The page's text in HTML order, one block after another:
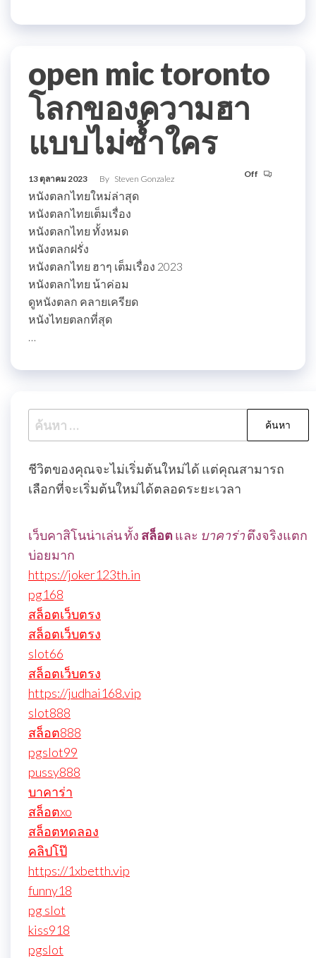
open mic toronto
โลกของความฮา
แบบไม่ซ้ำใคร
13 ตุลาคม 2023 By Steven Gonzalez Off
หนังตลกไทยใหม่ล่าสุด
หนังตลกไทยเต็มเรื่อง
หนังตลกไทย ทั้งหมด
หนังตลกฝรั่ง
หนังตลกไทย ฮาๆ เต็มเรื่อง 2023
หนังตลกไทย น้าค่อม
ดูหนังตลก คลายเครียด
หนังไทยตลกที่สุด
…
ค้นหา
สำหรับ:
ชีวิตของคุณจะไม่เริ่มต้นใหม่ได้ แต่คุณสามารถ
เลือกที่จะเริ่มต้นใหม่ได้ตลอดระยะเวลา
เว็บคาสิโนน่าเล่น ทั้ง สล็อตและ บาคาร่าตึงจริงแตก
บ่อยมาก
https://joker123th.in
pg168
สล็อตเว็บตรง
สล็อตเว็บตรง
slot66
สล็อตเว็บตรง
https://judhai168.vip
slot888
สล็อต888
pgslot99
pussy888
บาคาร่า
สล็อตxo
สล็อตทดลอง
คลิปโป๊
https://1xbetth.vip
funny18
pg slot
kiss918
pgslot